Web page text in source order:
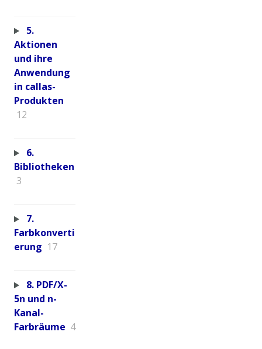
5.
Aktionen
und ihre
Anwendung
in callas-
Produkten
12
6.
Bibliotheken
3
7.
Farbkonverti
erung 17
8. PDF/X-
5n und n-
Kanal-
Farbräume 4